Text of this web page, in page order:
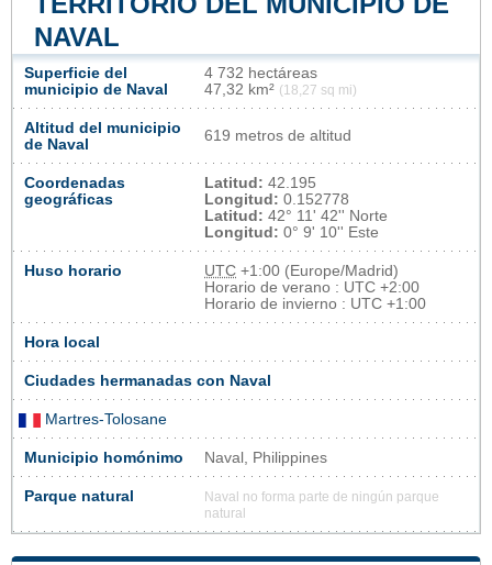
NAVAL
Superficie del
municipio de Naval
4 732 hectáreas
47,32 km² (18,27 sq mi)
Altitud del municipio
de Naval
619 metros de altitud
Coordenadas
geográficas
Latitud: 42.195
Longitud: 0.152778
Latitud: 42° 11' 42'' Norte
Longitud: 0° 9' 10'' Este
Huso horario UTC +1:00 (Europe/Madrid)
Horario de verano : UTC +2:00
Horario de invierno : UTC +1:00
Hora local
Ciudades hermanadas con Naval
Martres-Tolosane
Municipio homónimo Naval, Philippines
Parque natural
Naval no forma parte de ningún parque
natural